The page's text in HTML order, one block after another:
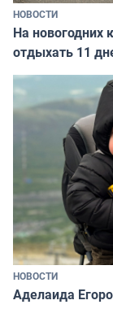
НОВОСТИ
На новогодних
отдыхать 11
НОВОСТИ
Аделаида